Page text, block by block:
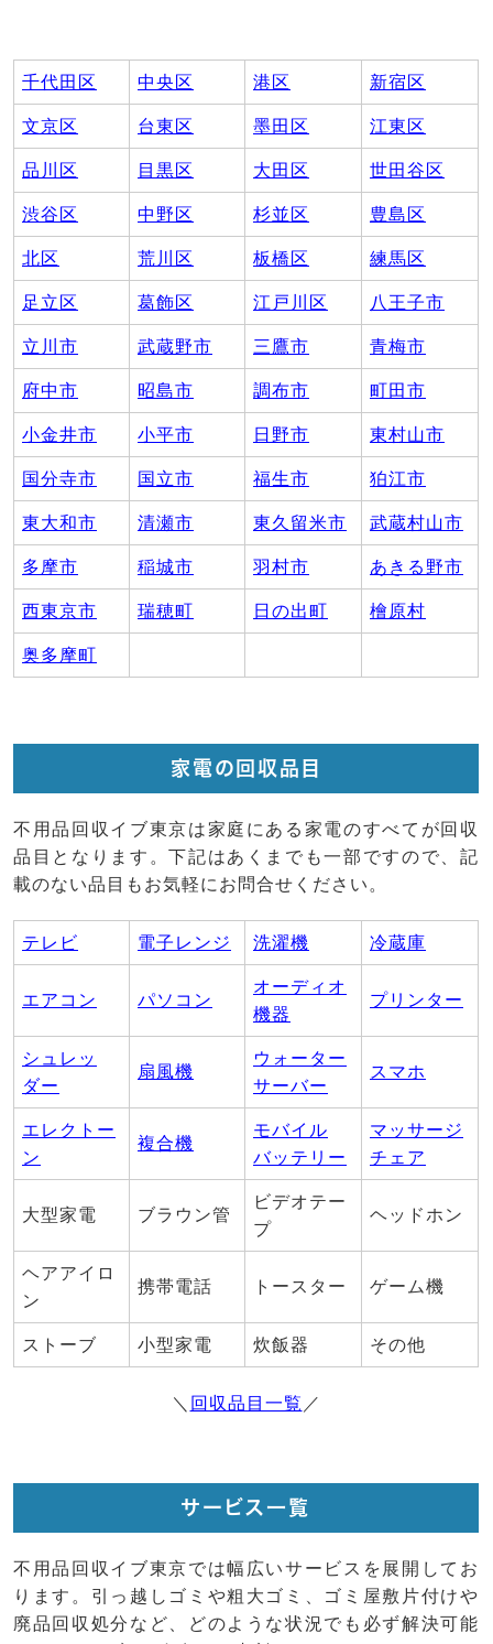
千代田区 中央区 港区 新宿区
文京区 台東区 墨田区 江東区
品川区 目黒区 大田区 世田谷区
渋谷区 中野区 杉並区 豊島区
北区 荒川区 板橋区 練馬区
足立区 葛飾区 江戸川区 八王子市
立川市 武蔵野市 三鷹市 青梅市
府中市 昭島市 調布市 町田市
小金井市 小平市 日野市 東村山市
国分寺市 国立市 福生市 狛江市
東大和市 清瀬市 東久留米市 武蔵村山市
多摩市 稲城市 羽村市 あきる野市
西東京市 瑞穂町 日の出町 檜原村
奥多摩町
家電の回収品目
不用品回収イブ東京は家庭にある家電のすべてが回収
品目となります。下記はあくまでも一部ですので、記
載のない品目もお気軽にお問合せください。
テレビ 電子レンジ 洗濯機 冷蔵庫
エアコン パソコン
オーディオ
機器
プリンター
シュレッ
ダー
扇風機
ウォーター
サーバー
スマホ
エレクトー
ン
複合機
モバイル
バッテリー
マッサージ
チェア
大型家電 ブラウン管
ビデオテー
プ
ヘッドホン
ヘアアイロ
ン
携帯電話 トースター ゲーム機
ストーブ 小型家電 炊飯器 その他
＼ 回収品目一覧 ／
サービス一覧
不用品回収イブ東京では幅広いサービスを展開してお
ります。引っ越しゴミや粗大ゴミ、ゴミ屋敷片付けや
廃品回収処分など、どのような状況でも必ず解決可能